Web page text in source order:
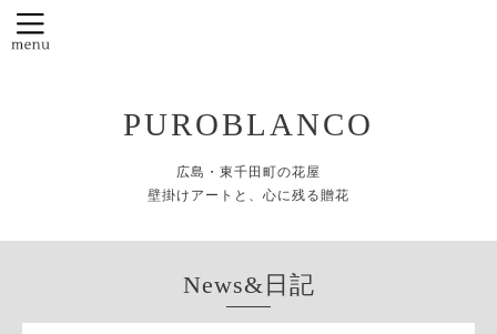
PUROBLANCO
広島・東千田町の花屋
壁掛けアートと、心に残る贈花
News&日記